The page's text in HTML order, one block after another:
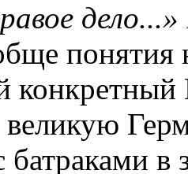
дело...»
понятия
великую
батраками